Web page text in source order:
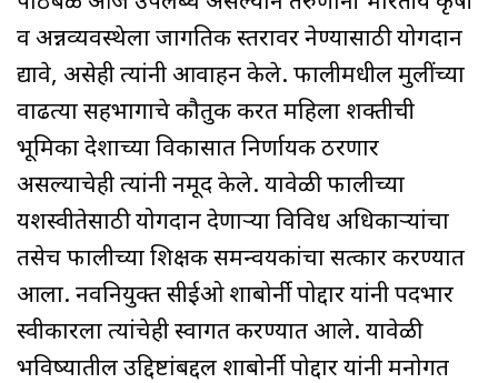
व अन्नव्यवस्थेला जागतिक स्तरावर नेण्यासाठी योगदान
द्यावे, असेही त्यांनी आवाहन केले. फालीमधील मुलींच्या
वाढत्या सहभागाचे कौतुक करत महिला शक्तीची
भूमिका देशाच्या विकासात निर्णायक ठरणार
असल्याचेही त्यांनी नमूद केले. यावेळी फालीच्या
यशस्वीतेसाठी योगदान देणाऱ्या विविध अधिकाऱ्यांचा
तसेच फालीच्या शिक्षक समन्वयकांचा सत्कार करण्यात
आला. नवनियुक्त सीईओ शाबोर्नी पोद्दार यांनी पदभार
स्वीकारला त्यांचेही स्वागत करण्यात आले. यावेळी
भविष्यातील उद्दिष्टांबद्दल शाबोर्नी पोद्दार यांनी मनोगत